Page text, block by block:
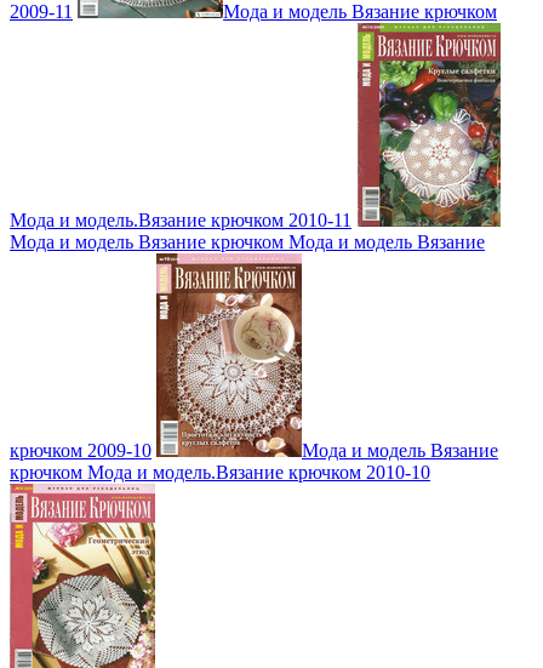
2009-11 Мода и модель Вязание крючком
Мода и модель.Вязание крючком 2010-11
Мода и модель Вязание крючком Мода и модель Вязание
крючком 2009-10
Мода и модель Вязание
крючком Мода и модель.Вязание крючком 2010-10